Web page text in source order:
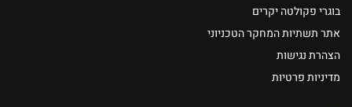
בוגרי פקולטה יקרים
אתר תשתיות המחקר הטכניוני
הצהרת נגישות
מדיניות פרטיות